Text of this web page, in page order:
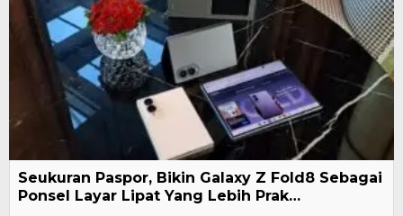
Seukuran Paspor, Bikin Galaxy Z Fold8 Sebagai
Ponsel Layar Lipat Yang Lebih Prak…